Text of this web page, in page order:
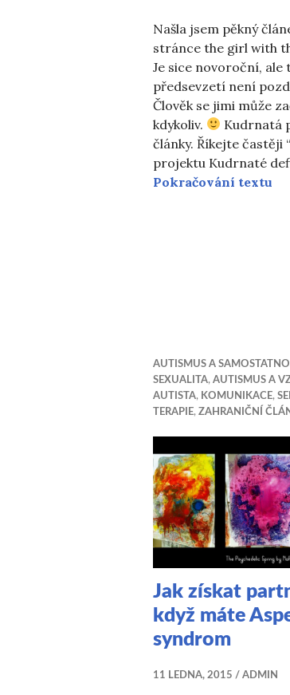
Našla jsem pěkný
stránce the girl with
Je sice novoroční, ale
předsevzetí není
Člověk se jimi může
kdykoliv.
Kudrnatá
články. Říkejte častěji
projektu Kudrnaté
Pokračování textu
AUTISMUS A
SEXUALITA, AUTISMUS A
AUTISTA, KOMUNIKACE,
TERAPIE, ZAHRANIČNÍ
Jak získat
když máte
syndrom
11 LEDNA, 2015 ADMIN